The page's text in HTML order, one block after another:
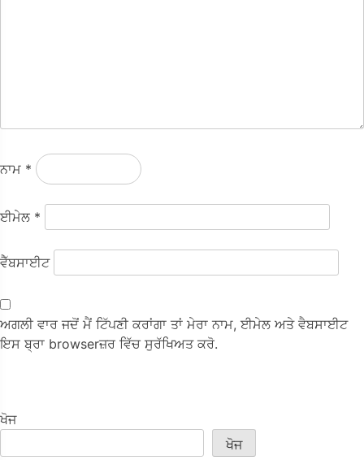
ਨਾਮ *
ਈਮੇਲ *
ਵੈੱਬਸਾਈਟ
ਅਗਲੀ ਵਾਰ ਜਦੋਂ ਮੈਂ ਟਿੱਪਣੀ ਕਰਾਂਗਾ ਤਾਂ ਮੇਰਾ ਨਾਮ, ਈਮੇਲ ਅਤੇ ਵੈਬਸਾਈਟ
ਇਸ ਬ੍ਰਾ browserਜ਼ਰ ਵਿੱਚ ਸੁਰੱਖਿਅਤ ਕਰੋ.
ਖੋਜ
ਖੋਜ